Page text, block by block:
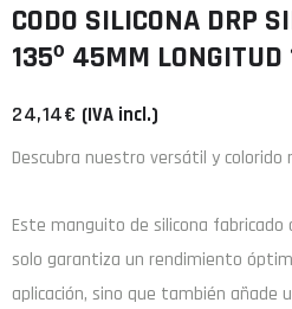
CODO SILICONA DRP
135º 45MM
24,14€ (IVA incl.)
Descubra nuestro versátil y colorido
Este manguito de silicona fabricado
solo garantiza un rendimiento
aplicación, sino que también añade